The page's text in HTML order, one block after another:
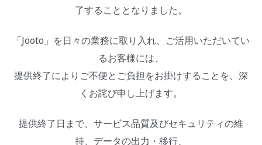
了することとなりました。
「Jooto」を日々の業務に取り入れ、ご活用いただいてい
るお客様には、
提供終了によりご不便とご負担をお掛けすることを、深
くお詫び申し上げます。
提供終了日まで、サービス品質及びセキュリティの維
持、データの出力・移行、